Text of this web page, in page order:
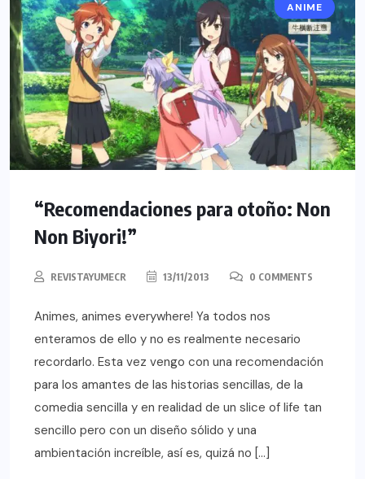
ANIME
“Recomendaciones para otoño: Non
Non Biyori!”
REVISTAYUMECR 13/11/2013 0 COMMENTS
Animes, animes everywhere! Ya todos nos
enteramos de ello y no es realmente necesario
recordarlo. Esta vez vengo con una recomendación
para los amantes de las historias sencillas, de la
comedia sencilla y en realidad de un slice of life tan
sencillo pero con un diseño sólido y una
ambientación increíble, así es, quizá no […]